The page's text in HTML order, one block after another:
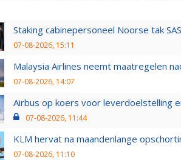
Staking cabinepersoneel Noorse tak
07-08-2026, 15:11
Malaysia Airlines neemt maatregelen
07-08-2026, 14:07
Airbus op koers voor leverdoelstelling
07-08-2026, 11:44
KLM hervat na maandenlange
07-08-2026, 11:10